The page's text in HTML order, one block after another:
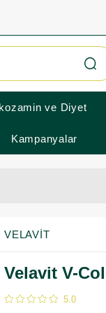
ve Diyet
Kampanyalar
VELAVIT
Velavit V-
5.0